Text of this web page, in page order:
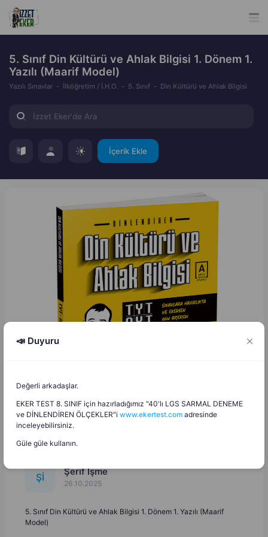
5. Sınıf Din Kültürü ve Ahlak Bilgisi 1. Dönem 1.
Yazılı (Maarif Model)
Yazılı Sınavlar İlköğretim / İ.H.O. 5. Sınıf Din Kültürü ve Ahlak Bilgisi
İçerik Ekle
Şİ Şerif İşme
26.10.2025
5. Sınıf Din Kültürü ve Ahlak Bilgisi 1. Dönem 1. Yazılı (Maarif
Model)
📣 Duyuru
Değerli arkadaşlar.
EKER TEST 8. SINIF için hazırladığımız "40'lı LGS SARMAL DENEME
ve DİNLENDİREN ÖLÇEKLER"i www.ekertest.com adresinde
inceleyebilirsiniz.
Güle güle kullanın.